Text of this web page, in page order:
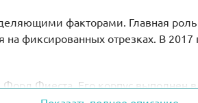
факторами. Главная
фиксированных отрезках. В
Фиеста. Его корпус выполнен